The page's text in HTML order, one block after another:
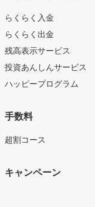
らくらく入金
らくらく出金
残高表示サービス
投資あんしんサービス
ハッピープログラム
手数料
超割コース
キャンペーン